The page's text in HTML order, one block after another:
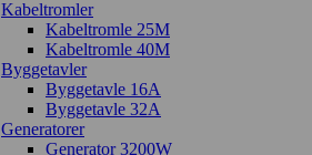
Kabeltromler
Kabeltromle 25M
Kabeltromle 40M
Byggetavler
Byggetavle 16A
Byggetavle 32A
Generatorer
Generator 3200W